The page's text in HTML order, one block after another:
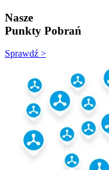
Nasze
Punkty Pobrań
Sprawdź >